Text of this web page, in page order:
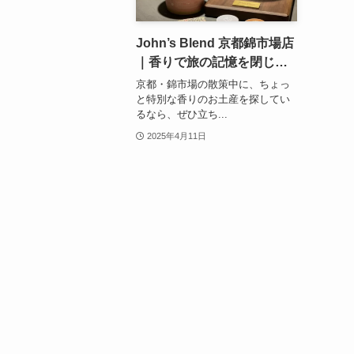
John’s Blend 京都錦市場店
｜香りで旅の記憶を閉じ込
める。京都・錦市場で見つ
けた限定サシェ
京都・錦市場の散策中に、ちょっ
と特別な香りのお土産を探してい
るなら、ぜひ立ち...
2025年4月11日